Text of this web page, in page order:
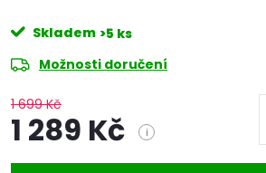
Skladem >5 ks
Možnosti doručení
1 699 Kč
1 289 Kč i